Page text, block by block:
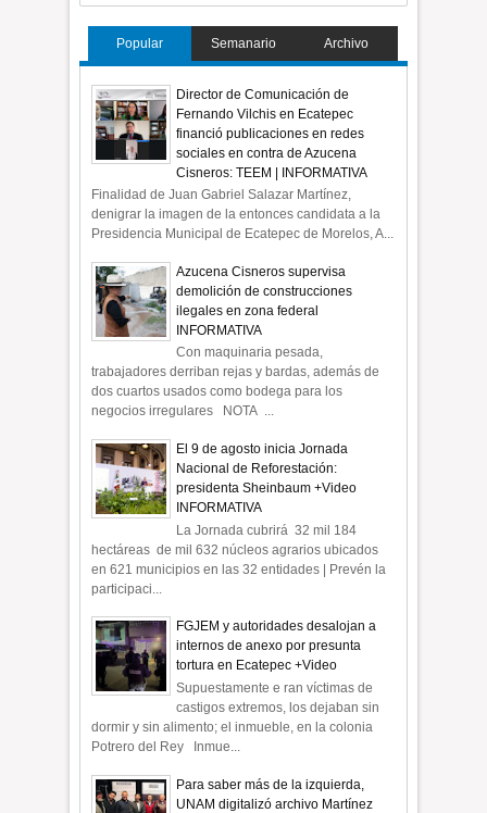
Popular Semanario Archivo
Director de Comunicación de
Fernando Vilchis en Ecatepec
financió publicaciones en redes
sociales en contra de Azucena
Cisneros: TEEM | INFORMATIVA
Finalidad de Juan Gabriel Salazar Martínez,
denigrar la imagen de la entonces candidata a la
Presidencia Municipal de Ecatepec de Morelos, A...
Azucena Cisneros supervisa
demolición de construcciones
ilegales en zona federal
INFORMATIVA
Con maquinaria pesada,
trabajadores derriban rejas y bardas, además de
dos cuartos usados como bodega para los
negocios irregulares NOTA ...
El 9 de agosto inicia Jornada
Nacional de Reforestación:
presidenta Sheinbaum +Video
INFORMATIVA
La Jornada cubrirá 32 mil 184
hectáreas de mil 632 núcleos agrarios ubicados
en 621 municipios en las 32 entidades | Prevén la
participaci...
FGJEM y autoridades desalojan a
internos de anexo por presunta
tortura en Ecatepec +Video
Supuestamente e ran víctimas de
castigos extremos, los dejaban sin
dormir y sin alimento; el inmueble, en la colonia
Potrero del Rey Inmue...
Para saber más de la izquierda,
UNAM digitalizó archivo Martínez